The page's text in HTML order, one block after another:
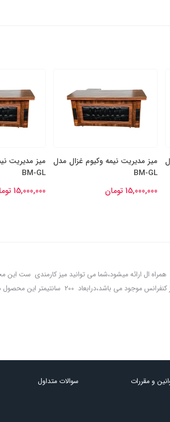
میز مدیریت نیمه وکیوم غزال مدل
BM-GL
15,000,000 تومان
میز مدیریت
BM-GL
15,000,000 تومان
محصول دو ستون در گوشه های پنل میز کار می شود.
و مقررات سوالات متداول